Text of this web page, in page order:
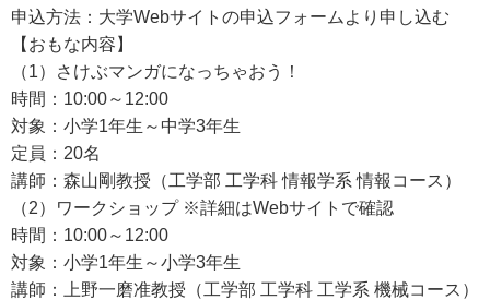
申込方法：大学Webサイトの申込フォームより申し込む
【おもな内容】
（1）さけぶマンガになっちゃおう！
時間：10:00～12:00
対象：小学1年生～中学3年生
定員：20名
講師：森山剛教授（工学部 工学科 情報学系 情報コース）
（2）ワークショップ ※詳細はWebサイトで確認
時間：10:00～12:00
対象：小学1年生～小学3年生
講師：上野一磨准教授（工学部 工学科 工学系 機械コース）